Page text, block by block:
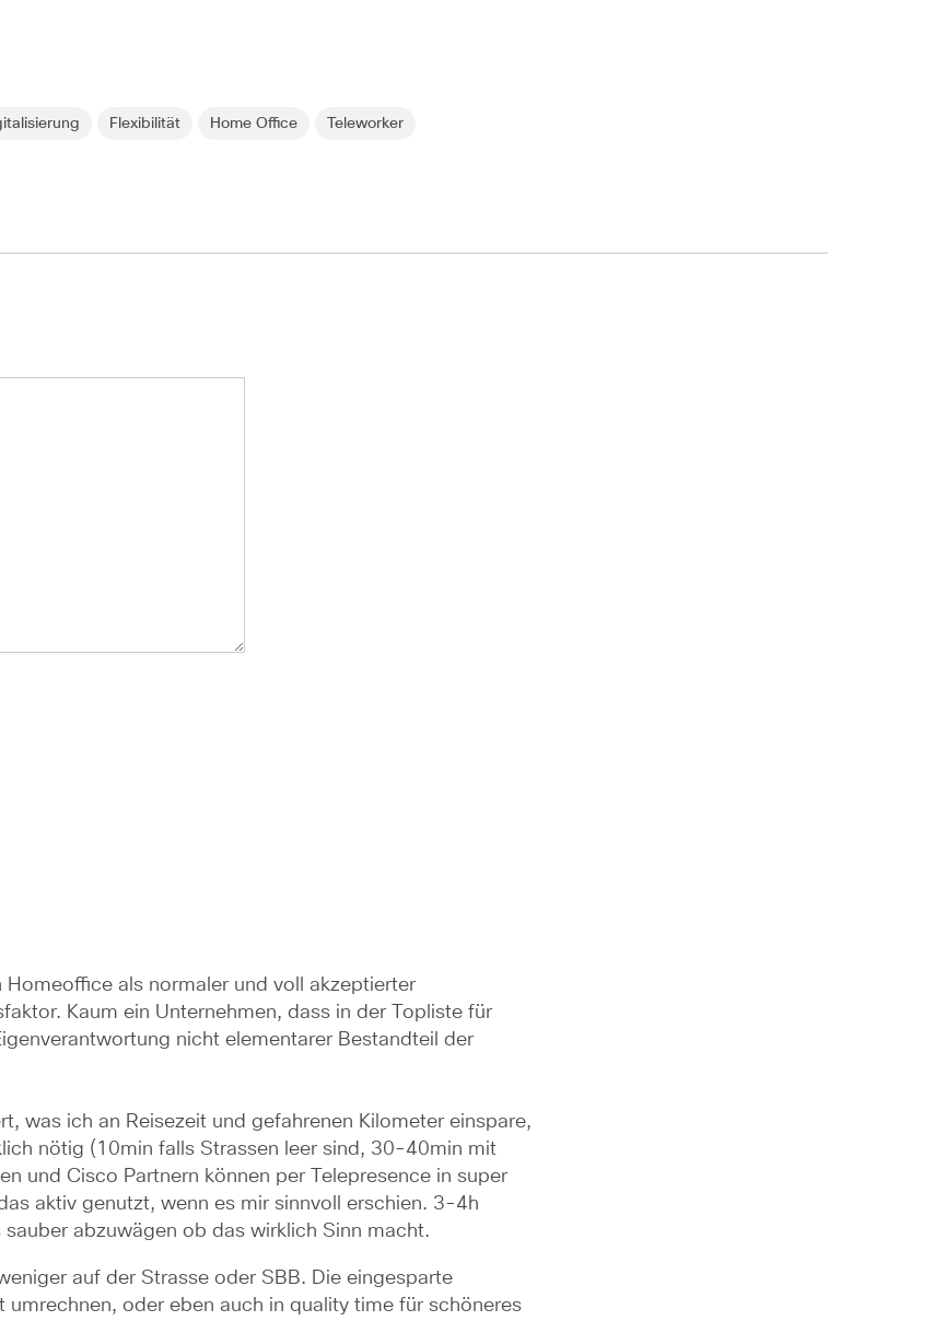
Flexibilität Home Office Teleworker
als normaler und voll akzeptierter
Kaum ein Unternehmen, dass in der Topliste für
nicht elementarer Bestandteil der
was ich an Reisezeit und gefahrenen Kilometer einspare,
nötig (10min falls Strassen leer sind, 30-40min mit
und Cisco Partnern können per Telepresence in super
aktiv genutzt, wenn es mir sinnvoll erschien. 3-4h
abzuwägen ob das wirklich Sinn macht.
auf der Strasse oder SBB. Die eingesparte
oder eben auch in quality time für schöneres